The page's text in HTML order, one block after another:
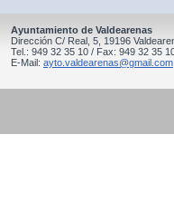
Ayuntamiento de Valdearenas
Dirección C/ Real, 5, 19196
Tel.: 949 32 35 10 / Fax: 949 32 35
E-Mail: ayto.valdearenas@gmail.com